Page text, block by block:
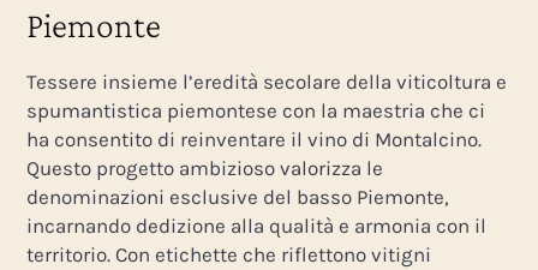
Piemonte
Tessere insieme l’eredità secolare della viticoltura e
spumantistica piemontese con la maestria che ci
ha consentito di reinventare il vino di Montalcino.
Questo progetto ambizioso valorizza le
denominazioni esclusive del basso Piemonte,
incarnando dedizione alla qualità e armonia con il
territorio. Con etichette che riflettono vitigni